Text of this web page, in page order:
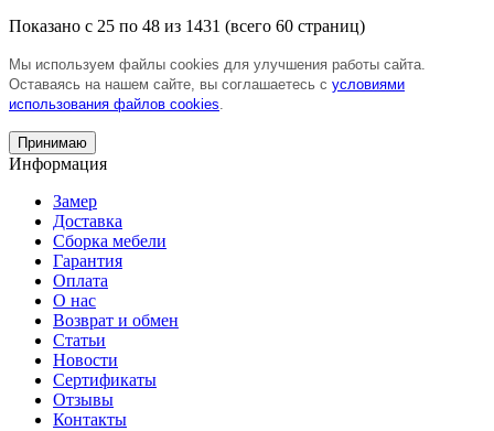
Показано с 25 по 48 из 1431 (всего 60 страниц)
Мы используем файлы cookies для улучшения работы сайта.
Оставаясь на нашем сайте, вы соглашаетесь с условиями
использования файлов cookies.
Принимаю
Информация
Замер
Доставка
Сборка мебели
Гарантия
Оплата
О нас
Возврат и обмен
Статьи
Новости
Сертификаты
Отзывы
Контакты